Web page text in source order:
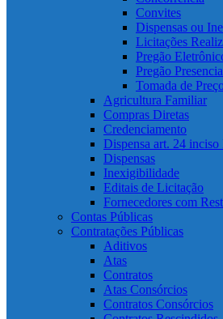
Convites
Dispensas ou
Licitações
Pregão
Pregão
Tomada de
Agricultura Familiar
Compras Diretas
Credenciamento
Dispensa art. 24
Dispensas
Inexigibilidade
Editais de Licitação
Fornecedores com
Contas Públicas
Contratações Públicas
Aditivos
Atas
Contratos
Atas Consórcios
Contratos Consórcios